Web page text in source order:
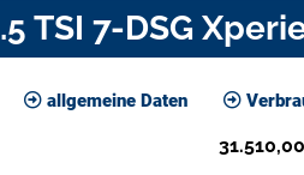
TSI 7-DSG
allgemeine Daten
31.510,00